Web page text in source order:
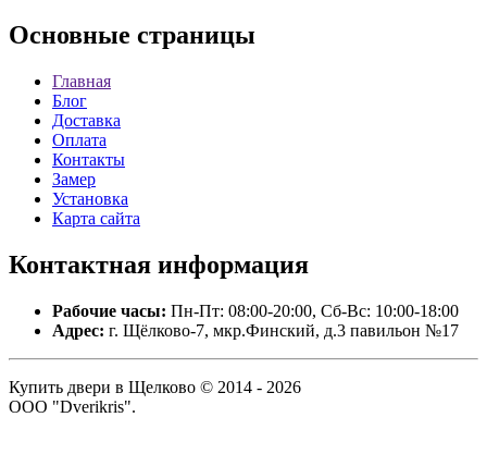
Основные страницы
Главная
Блог
Доставка
Оплата
Контакты
Замер
Установка
Карта сайта
Контактная информация
Рабочие часы: Пн-Пт: 08:00-20:00, Сб-Вс: 10:00-18:00
Адрес: г. Щёлково-7, мкр.Финский, д.3 павильон №17
Купить двери в Щелково © 2014 - 2026
ООО "Dverikris".